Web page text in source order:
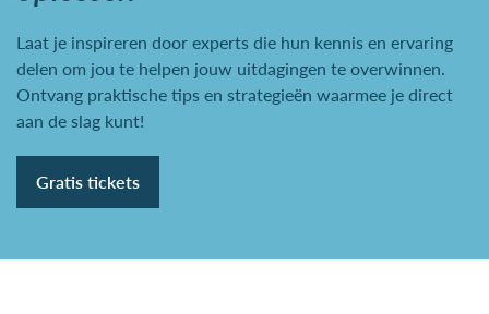
Laat je inspireren door experts die hun kennis en ervaring
delen om jou te helpen jouw uitdagingen te overwinnen.
Ontvang praktische tips en strategieën waarmee je direct
aan de slag kunt!
Gratis tickets